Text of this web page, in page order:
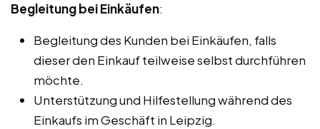
Begleitung bei Einkäufen:
Begleitung des Kunden bei Einkäufen, falls
dieser den Einkauf teilweise selbst durchführen
möchte.
Unterstützung und Hilfestellung während des
Einkaufs im Geschäft in Leipzig.